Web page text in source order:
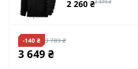
2 260 ₴2 379 ₴
-140 ₴ 3 789 ₴
3 649 ₴